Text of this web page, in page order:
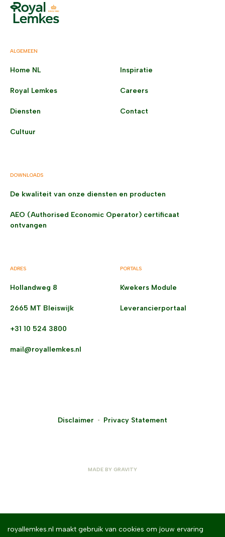
ALGEMEEN
Home NL
Royal Lemkes
Diensten
Cultuur
Inspiratie
Careers
Contact
DOWNLOADS
De kwaliteit van onze diensten en producten
AEO (Authorised Economic Operator) certificaat
ontvangen
ADRES
Hollandweg 8
2665 MT Bleiswijk
+31 10 524 3800
mail@royallemkes.nl
PORTALS
Kwekers Module
Leverancierportaal
Disclaimer Privacy Statement
MADE BY GRAVITY
royallemkes.nl maakt gebruik van cookies om jouw ervaring